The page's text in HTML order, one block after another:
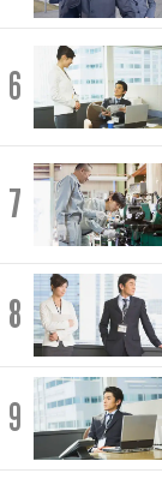
6
7
8
9